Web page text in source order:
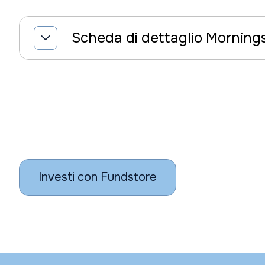
Scheda di dettaglio
Investi con Fundstore